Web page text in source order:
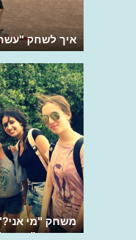
איך לשחק
משחק "מי
המשחק "מי